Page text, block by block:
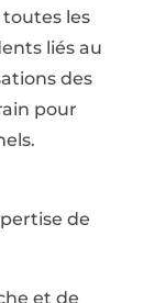
les
liés au
des
pour
de
et de